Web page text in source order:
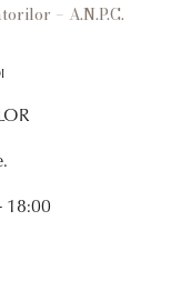
– A.N.P.C.
18:00